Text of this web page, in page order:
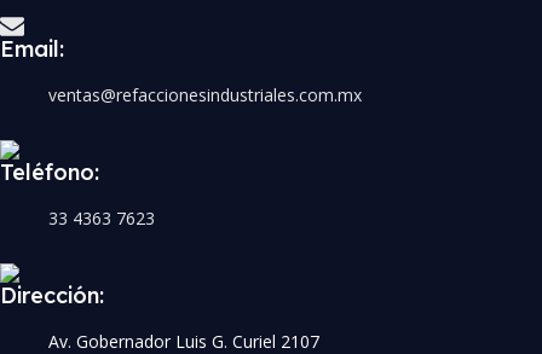
Email:
ventas@refaccionesindustriales.com.mx
Teléfono:
33 4363 7623
Dirección:
Av. Gobernador Luis G. Curiel 2107